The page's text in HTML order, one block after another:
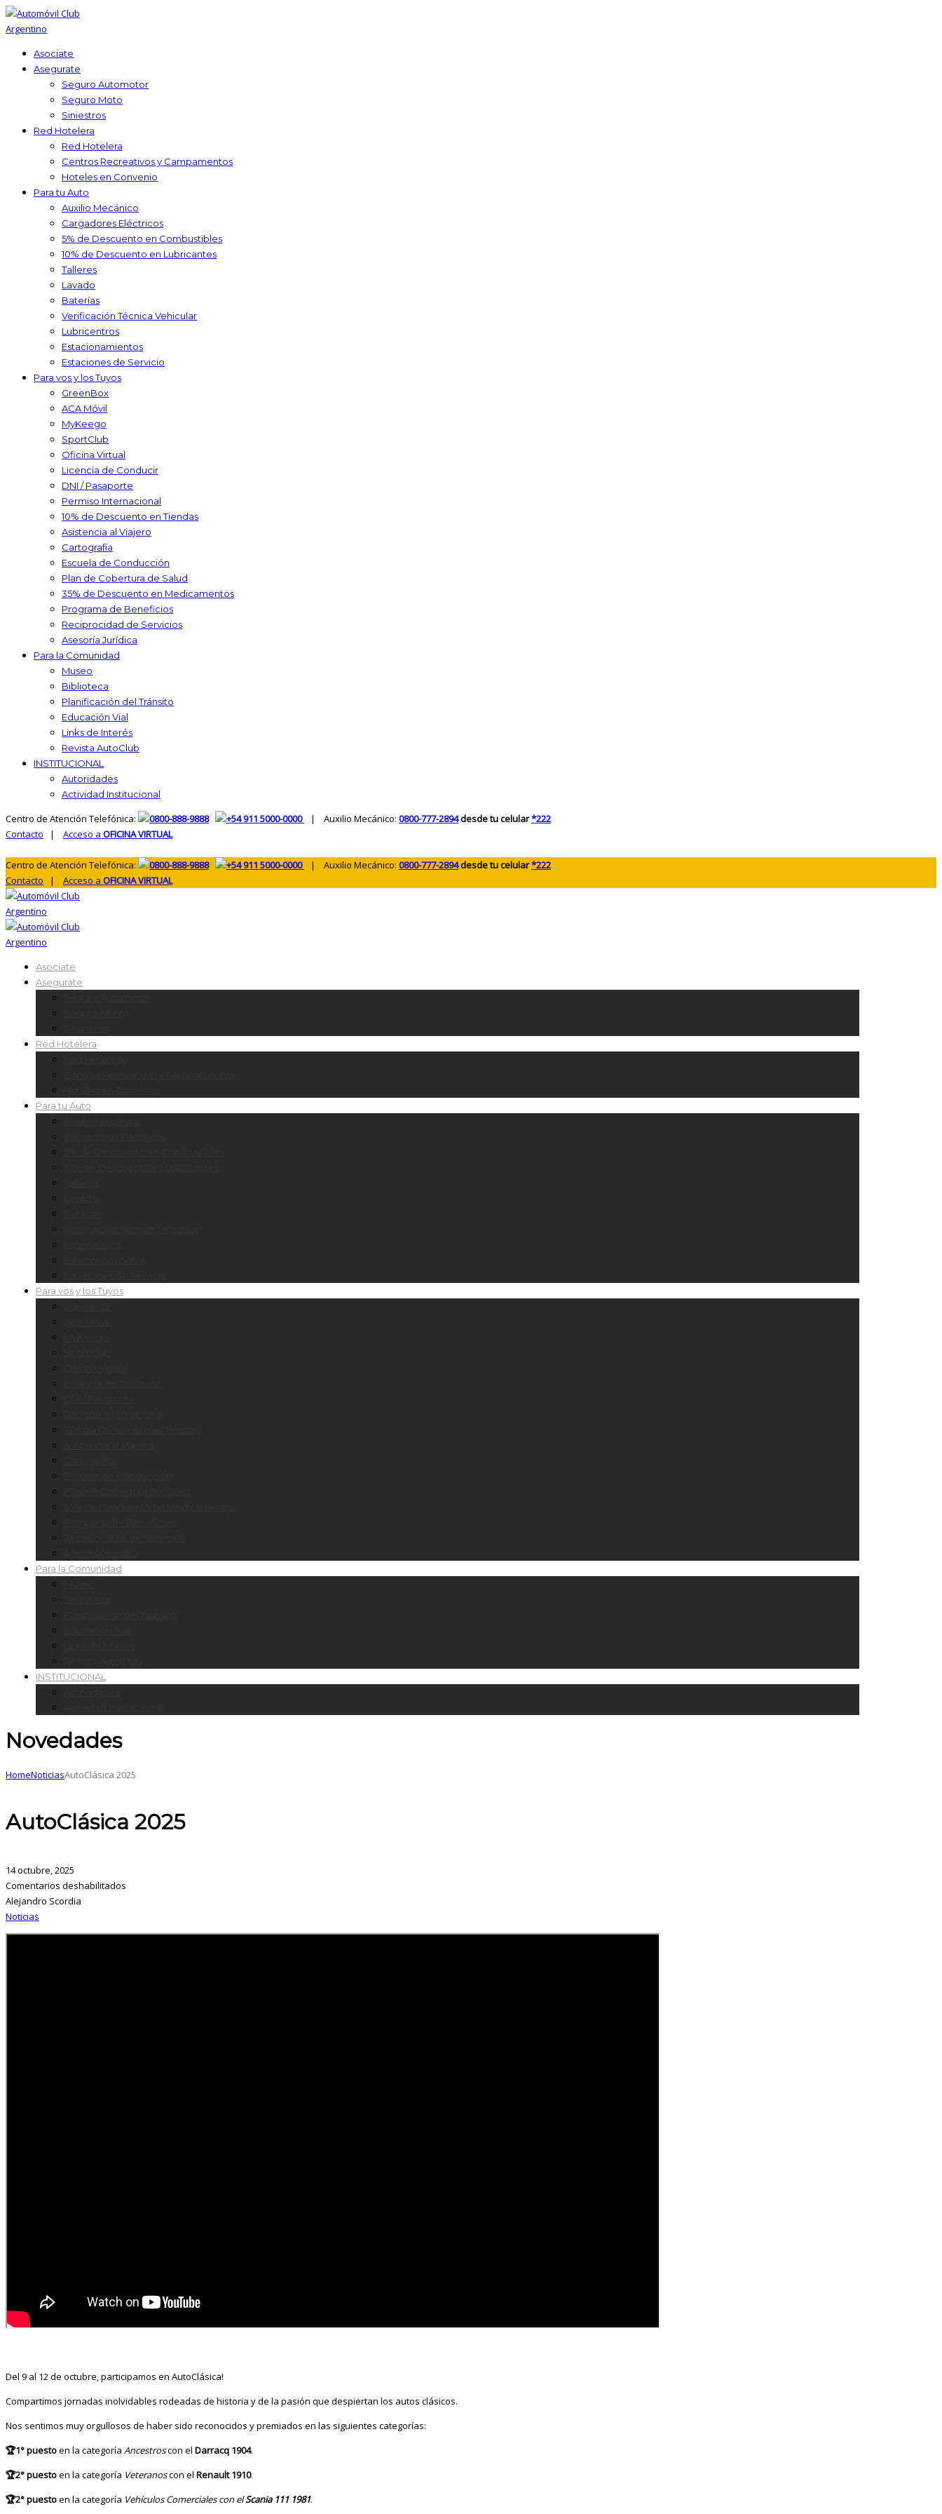
Asociate
Asegurate
Seguro Automotor
Seguro Moto
Siniestros
Red Hotelera
Red Hotelera
Centros Recreativos y Campamentos
Hoteles en Convenio
Para tu Auto
Auxilio Mecánico
Cargadores Eléctricos
5% de Descuento en Combustibles
10% de Descuento en Lubricantes
Talleres
Lavado
Baterías
Verificación Técnica Vehicular
Lubricentros
Estacionamientos
Estaciones de Servicio
Para vos y los Tuyos
GreenBox
ACA Móvil
MyKeego
SportClub
Oficina Virtual
Licencia de Conducir
DNI / Pasaporte
Permiso Internacional
10% de Descuento en Tiendas
Asistencia al Viajero
Cartografía
Escuela de Conducción
Plan de Cobertura de Salud
35% de Descuento en Medicamentos
Programa de Beneficios
Reciprocidad de Servicios
Asesoría Jurídica
Para la Comunidad
Museo
Biblioteca
Planificación del Tránsito
Educación Vial
Links de Interés
Revista AutoClub
INSTITUCIONAL
Autoridades
Actividad Institucional
Centro de Atención Telefónica: 0800-888-9888 +54 911 5000-0000 | Auxilio Mecánico: 0800-777-2894desde tu celular*222
Contacto | Acceso a OFICINA VIRTUAL
Centro de Atención Telefónica: 0800-888-9888 +54 911 5000-0000 | Auxilio Mecánico: 0800-777-2894desde tu celular*222
Contacto | Acceso a OFICINA VIRTUAL
Asociate
Asegurate
Red Hotelera
Para tu Auto
Para vos y los Tuyos
Para la Comunidad
INSTITUCIONAL
Novedades
HomeNoticiasAutoClásica 2025
AutoClásica 2025
14 octubre, 2025
Comentarios deshabilitados
Alejandro Scordia
Noticias
Del 9 al 12 de octubre, participamos en AutoClásica!
Compartimos jornadas inolvidables rodeadas de historia y de la pasión que despiertan los autos clásicos.
Nos sentimos muy orgullosos de haber sido reconocidos y premiados en las siguientes categorías:
🏆1° puestoen la categoría Ancestroscon el Darracq 1904.
🏆2° puestoen la categoría Veteranoscon el Renault 1910.
🏆2° puestoen la categoría Vehículos Comerciales con elScania 111 1981.